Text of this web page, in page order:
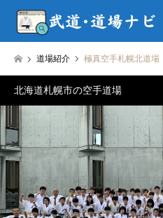
道場紹介 極真空手札幌北道場
北海道札幌市の空手道場